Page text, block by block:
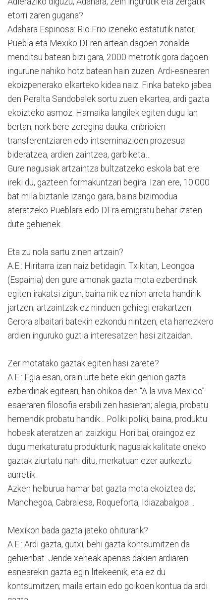
etorri zaren gugana?
Adahara Espinosa: Rio Frio izeneko estatutik nator;
Puebla eta Mexiko DFren artean dagoen zonalde
menditsu batean bizi gara, 2000 metrotik gora dagoen
ingurune nahiko hotz batean hain zuzen. Ardi-esnearen
ekoizpenerako elkarteko kidea naiz. Finka bateko jabea
den Peralta Sandobalek sortu zuen elkartea, ardi gazta
ekoizteko asmoz. Hamaika langilek egiten dugu lan
bertan; nork bere zeregina dauka: enbrioien
transferentziaren edo intseminazioen prozesua
bideratzea, ardien zaintzea, garbiketa…
Gure nagusiak artzaintza bultzatzeko eskola bat ere
ireki du, gazteen formakuntzari begira. Izan ere, 10.000
bat mila biztanle izango gara, baina bizimodua
ateratzeko Pueblara edo DFra emigratu behar izaten
dute gehienek.
Eta zu nola sartu zinen artzain?
A.E.: Hiritarra izan naiz betidagin. Txikitan, Leongoa
(Espainia) den gure amonak gazta mota ezberdinak
egiten irakatsi zigun, baina nik ez nion arreta handirik
jartzen; artzaintzak ez ninduen gehiegi erakartzen.
Gerora albaitari batekin ezkondu nintzen, eta harrezkero
ardien inguruko guztia interesatzen hasi zitzaidan.
Zer motatako gaztak egiten hasi zarete?
A.E.: Egia esan, orain urte bete ekin genion gazta
ezberdinak egiteari; han ohikoa den “A la viva Mexico”
esaeraren filosofia erabili zen hasieran; alegia, probatu
hemendik probatu handik... Poliki poliki, baina, produktu
hobeak ateratzen ari zaizkigu. Hori bai, oraingoz ez
dugu merkaturatu produkturik; nagusiak kalitate oneko
gaztak ziurtatu nahi ditu, merkatuan ezer aurkeztu
aurretik.
Azken helburua hamar bat gazta mota ekoiztea da;
Manchegoa, Cabralesa, Roqueforta, Idiazabalgoa…
Mexikon bada gazta jateko ohiturarik?
A.E.: Ardi gazta, gutxi; behi gazta kontsumitzen da
gehienbat. Jende xeheak apenas dakien ardiaren
esnearekin gazta egin litekeenik, eta ez du
kontsumitzen; maila ertain edo goikoen kontua da ardi